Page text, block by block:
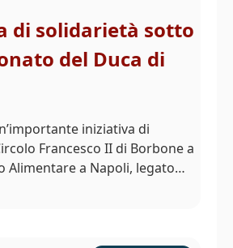
di solidarietà sotto
del Duca di
iniziativa di
Francesco II di Borbone a
Alimentare a Napoli, legato…